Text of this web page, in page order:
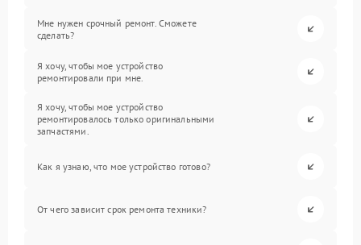
Мне нужен срочный ремонт. Сможете
сделать?
Я хочу, чтобы мое устройство
ремонтировали при мне.
Я хочу, чтобы мое устройство
ремонтировалось только оригинальными
запчастями.
Как я узнаю, что мое устройство готово?
От чего зависит срок ремонта техники?